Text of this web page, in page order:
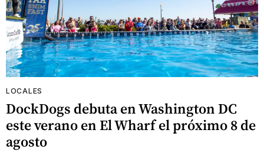
LOCALES
DockDogs debuta en Washington DC
este verano en El Wharf el próximo 8 de
agosto